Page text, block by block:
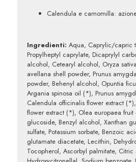
Calendula e camomilla:
Ingredienti: Aqua, Caprylic/capric
Propylheptyl caprylate, Dicaprylyl
alcohol, Cetearyl alcohol, Oryza
avellana shell powder, Prunus
powder, Behenyl alcohol, Opuntia
Argania spinosa oil (*), Prunus
Calendula officinalis flower extract
flower extract (*), Olea europaea
glucoside, Benzyl alcohol, Xanthan
sulfate, Potassium sorbate, Benzoic
glutamate diacetate, Lecithin,
Tocopherol, Ascorbyl palmitate,